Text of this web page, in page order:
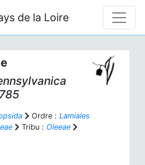
de la Loire
Ordre : Lamiales
Tribu : Oleeae